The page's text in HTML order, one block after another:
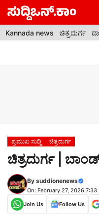
Skip
content
Kannada news ಚಿತ್ರದುರ್ಗ
ಪ್ರಮುಖ ಸುದ್ದಿ ಚಿತ್ರದುರ್ಗ
ಚಿತ್ರದುರ್ಗ |
By suddionenews
On: February 27, 2026 7:33
Join Us
Follow Us